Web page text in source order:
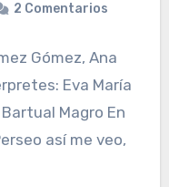
2 Comentarios
Gómez, Ana
Eva María
Magro En
así me veo,